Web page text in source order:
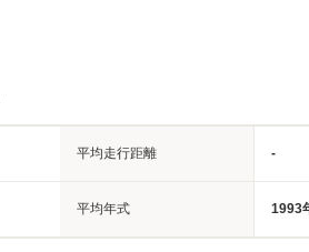
平均走行距離 -
平均年式 1993